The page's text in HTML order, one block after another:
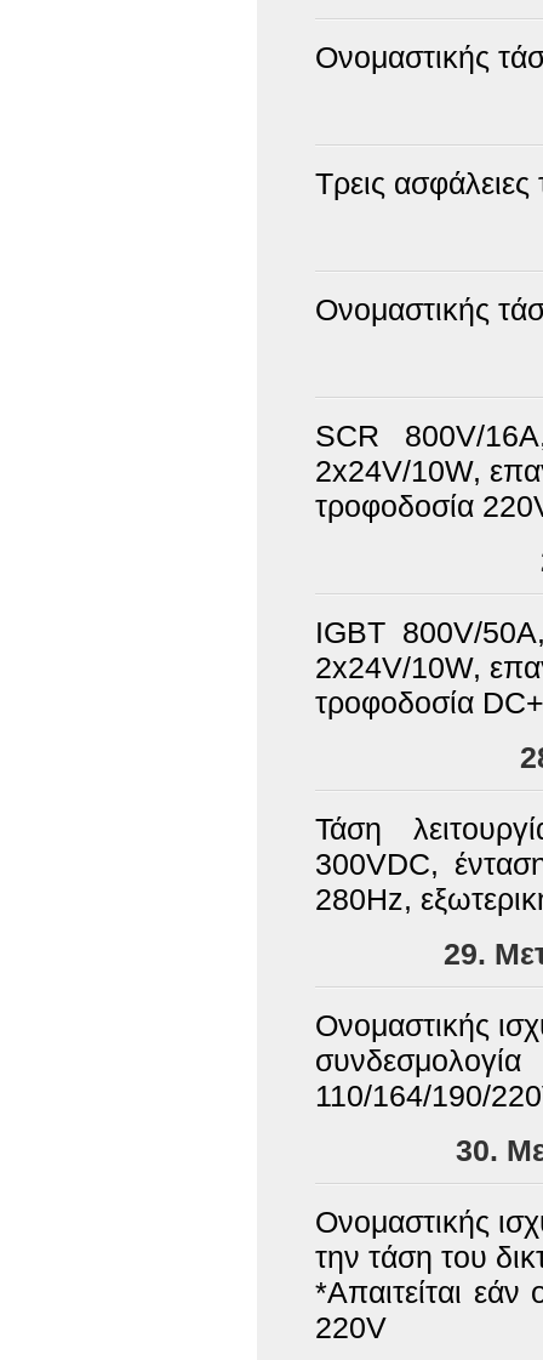
Ονομαστικής
Τρεις
Ονομαστικής
SCR 800V/
2x24V/10W,
τροφοδοσία
IGBT 800V/
2x24V/10W,
τροφοδοσία
Τάση
300VDC,
280Ηz,
29.
Ονομαστικής
110/164/190/
30.
Ονομαστικής
την τάση του
*Απαιτείται
220V